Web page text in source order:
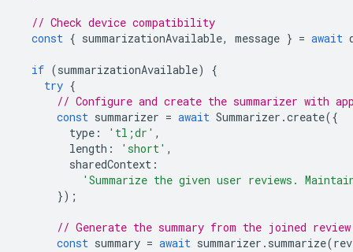
// Check device compatibility
const { summarizationAvailable, message } = await
if (summarizationAvailable)
{
try {
// Configure and create the summarizer with
const summarizer = await Summarizer .create({
type : 'tl;dr' ,
length : 'short' ,
sharedContext :
'Summarize the given user reviews.
});
// Generate the summary from the joined
const summary = await summarizer . summarize(